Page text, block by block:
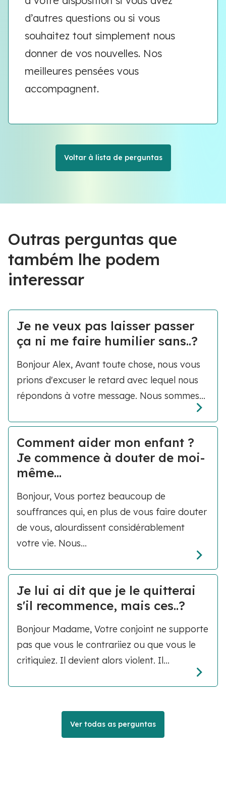
d’autres questions ou si vous
souhaitez tout simplement nous
donner de vos nouvelles. Nos
meilleures pensées vous
accompagnent.
Voltar à lista de perguntas
Outras perguntas que
também lhe podem
interessar
Je ne veux pas laisser passer
ça ni me faire humilier sans..?
Bonjour Alex, Avant toute chose, nous vous
prions d'excuser le retard avec lequel nous
répondons à votre message. Nous sommes...
Comment aider mon enfant ?
Je commence à douter de moi-
même…
Bonjour, Vous portez beaucoup de
souffrances qui, en plus de vous faire douter
de vous, alourdissent considérablement
votre vie. Nous...
Je lui ai dit que je le quitterai
s'il recommence, mais ces..?
Bonjour Madame, Votre conjoint ne supporte
pas que vous le contrariiez ou que vous le
critiquiez. Il devient alors violent. Il...
Ver todas as perguntas